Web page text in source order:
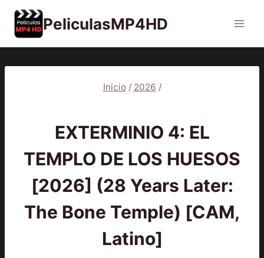
Saltar
contenido
PeliculasMP4HD
Inicio / 2026 /
EXTERMINIO 4: EL
TEMPLO DE LOS HUESOS
[2026] (28 Years Later:
The Bone Temple) [CAM,
Latino]